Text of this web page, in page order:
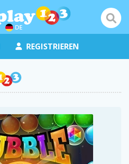
DE
REGISTRIEREN